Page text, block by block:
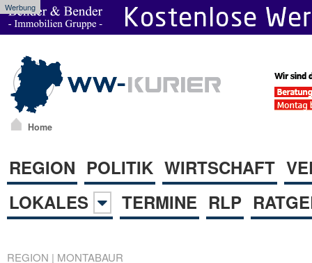
Werbung
Home
REGION POLITIK WIRTSCHAFT
LOKALES
TERMINE RLP
REGION | MONTABAUR